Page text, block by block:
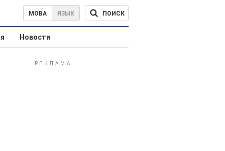
МОВА ЯЗЫК ПОИСК
Новости